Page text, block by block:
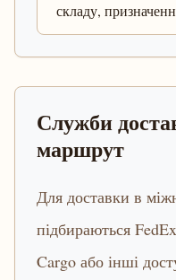
складу,
Служби
маршрут
Для доставки в
підбираються
Cargo або інші